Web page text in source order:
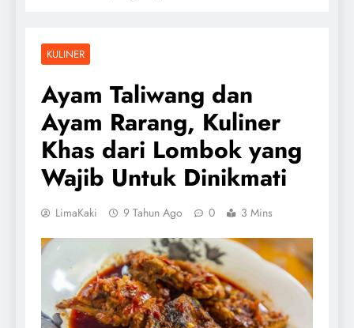
KULINER
Ayam Taliwang dan
Ayam Rarang, Kuliner
Khas dari Lombok yang
Wajib Untuk Dinikmati
LimaKaki 9 Tahun Ago 0 3 Mins